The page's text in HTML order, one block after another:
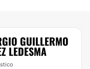
GUILLERMO
LEDESMA